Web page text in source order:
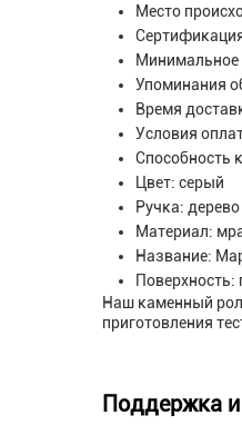
Место
Минимальное
Упоминания
Время
Условия
Способность
Цвет: серый
Ручка:
Материал:
Название:
Поверхность:
Наш каменный
приготовления
Поддержка и